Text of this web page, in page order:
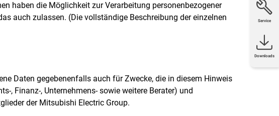
haben die Möglichkeit zur Verarbeitung personenbezogener
auch zulassen. (Die vollständige Beschreibung der einzelnen
Daten gegebenenfalls auch für Zwecke, die in diesem Hinweis
, Finanz-, Unternehmens- sowie weitere Berater) und
der Mitsubishi Electric Group.
Service
Downloads